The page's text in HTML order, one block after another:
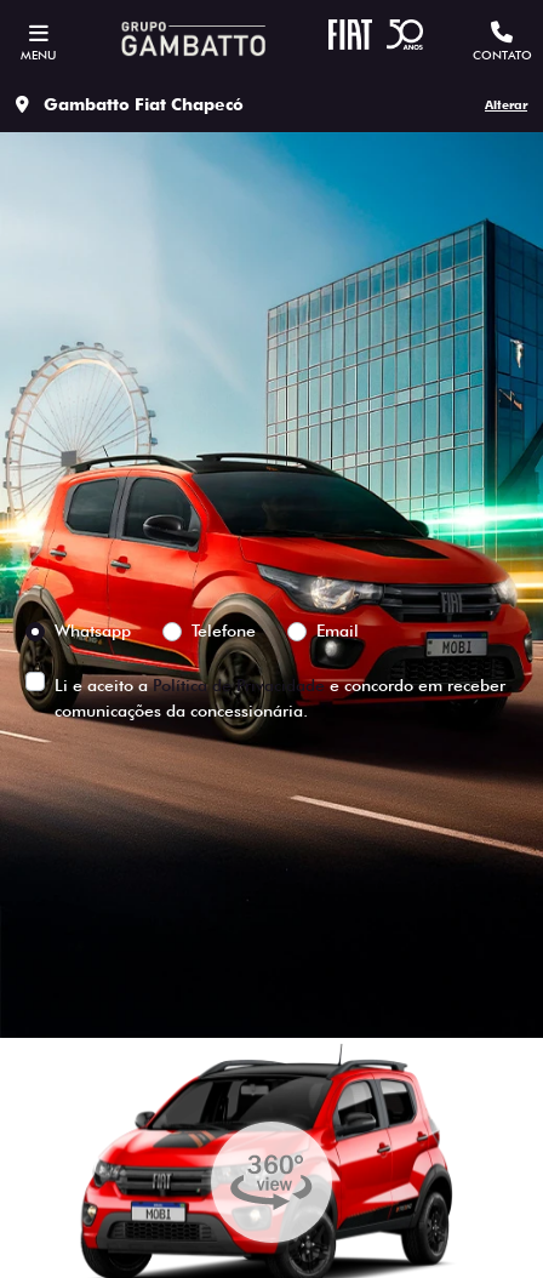
MENU CONTATO
Gambatto Fiat Chapecó Alterar
ESTOU INTERESSADO
Versão escolhida
Preferência de contato:
Whatsapp
Telefone Email
Li e aceito aPolítica de Privacidadee concordo em receber
comunicações da concessionária.
ENTRAR EM CONTATO